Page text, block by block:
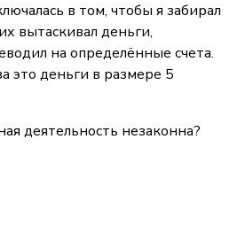
в том, чтобы я забирал
вытаскивал деньги,
на определённые счета.
это деньги в размере 5
деятельность незаконна?